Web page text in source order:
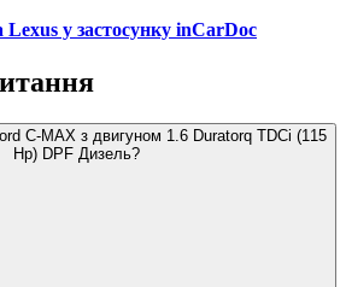
Lexus у застосунку inCarDoc
C-MAX з двигуном 1.6 Duratorq TDCi (115
Hp) DPF Дизель?